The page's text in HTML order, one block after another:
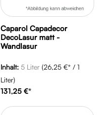
Caparol Capadecor
DecoLasur matt -
Wandlasur
Inhalt: 5 Liter (26,25 €* / 1
Liter)
131,25 €*